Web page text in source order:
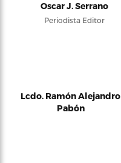
Oscar J. Serrano
Periodista Editor
Lcdo. Ramón Alejandro
Pabón